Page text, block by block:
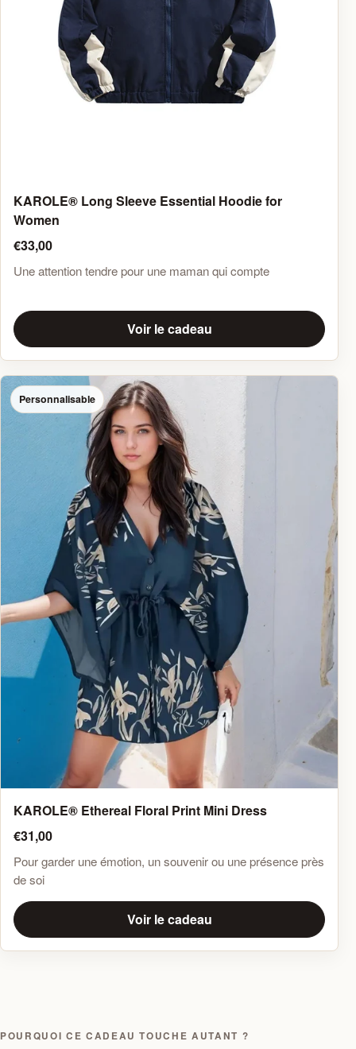
KAROLE®️ Long Sleeve Essential Hoodie for
Women
€33,00
Une attention tendre pour une maman qui compte
Voir le cadeau
Personnalisable
KAROLE®️ Ethereal Floral Print Mini Dress
€31,00
Pour garder une émotion, un souvenir ou une présence près
de soi
Voir le cadeau
POURQUOI CE CADEAU TOUCHE AUTANT ?